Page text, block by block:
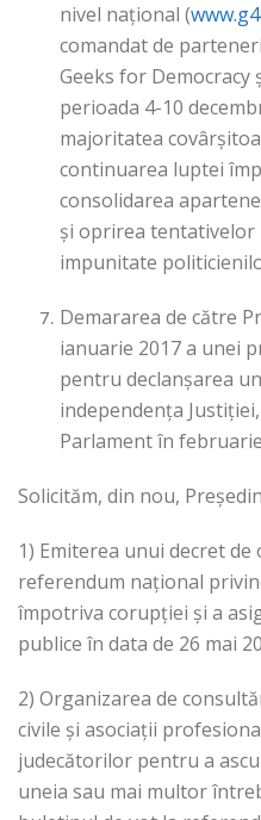
nivel național (
comandat de
Geeks for Democracy
perioada 4-10
majoritatea
continuarea luptei
consolidarea
și oprirea tentativelor
impunitate
Demararea de către
ianuarie 2017 a unei
pentru declanșarea
independența
Parlament în
Solicităm, din nou,
1) Emiterea unui decret
referendum național
împotriva corupției și a
publice în data de 26 mai
2) Organizarea de
civile și asociații
judecătorilor pentru a
uneia sau mai multor